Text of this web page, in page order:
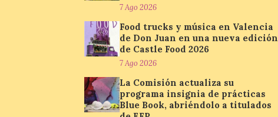
7 Ago 2026
Food trucks y música en Valencia
de Don Juan en una nueva edición
de Castle Food 2026
7 Ago 2026
La Comisión actualiza su
programa insignia de prácticas
Blue Book, abriéndolo a titulados